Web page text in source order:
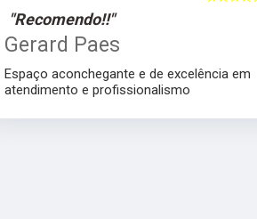
"Recomendo!!"
Gerard Paes
Espaço aconchegante e de excelência em
atendimento e profissionalismo